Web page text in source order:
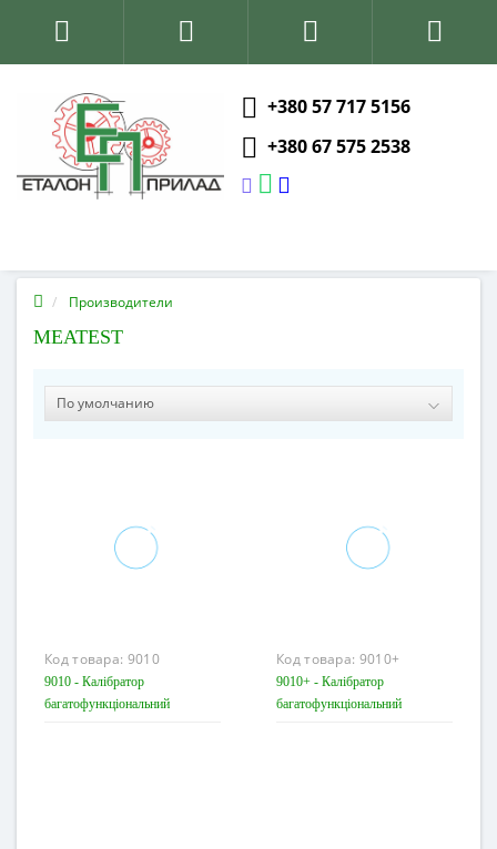
+380 57 717 5156
+380 67 575 2538
Производители
MEATEST
Код товара: 9010
9010 - Калібратор
багатофункціональний
Код товара: 9010+
9010+ - Калібратор
багатофункціональний